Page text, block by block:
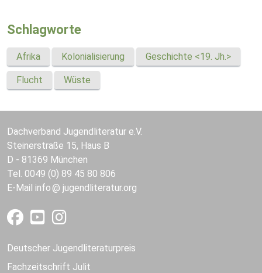
Schlagworte
Afrika Kolonialisierung Geschichte <19. Jh.>
Flucht Wüste
Dachverband Jugendliteratur e.V.
Steinerstraße 15, Haus B
D - 81369 München
Tel. 0049 (0) 89 45 80 806
E-Mail info jugendliteratur.org
Deutscher Jugendliteraturpreis
Fachzeitschrift Julit